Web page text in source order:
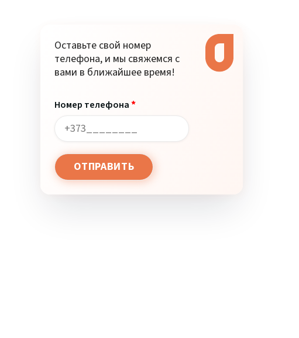
Оставьте свой номер
телефона, и мы свяжемся с
вами в ближайшее время!
Номер телефона*